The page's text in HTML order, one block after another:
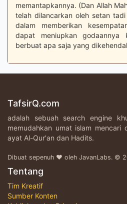
memantapkannya. (Dan Allah
telah dilancarkan oleh setan
dalam memberikan
dapat meniupkan
berbuat apa saja yang
TafsirQ.com
adalah sebuah search engine
memudahkan umat islam mencari
ayat Al-Qur'an dan Hadits.
Dibuat sepenuh ♥ oleh JavanLabs. ©
Tentang
Tim Kreatif
Sumber Konten